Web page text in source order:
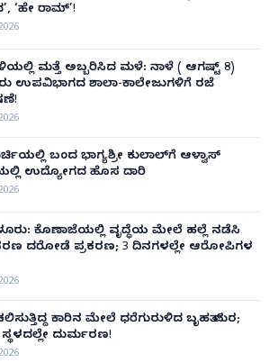
‘ಹೇ ರಾಮ್’!
ಮತ್ತೆ ಅಬ್ಬರಿಸಿದ ಮಳೆ: ನಾಳೆ ( ಆಗಷ್ಟ್ 8)
ಉಪವಿಭಾಗದ ಶಾಲಾ-ಕಾಲೇಜುಗಳಿಗೆ ರಜೆ
ಬಂದ ಭಾಗ್ಯಶ್ರೀ ಕುಲಾಲ್‌ಗೆ ಆಳ್ವಾಸ್
ಉದ್ಯೋಗದ ಹೊಸ ದಾರಿ
ಕೊಣಾಜೆಯಲ್ಲಿ ವೃದ್ಧೆಯ ಮೇಲೆ ಹಲ್ಲೆ ನಡೆಸಿ
ದರೋಡೆ ಪ್ರಕರಣ; 3 ದಿನಗಳಲ್ಲೇ ಆರೋಪಿಗಳ
ಕಾರಿನ ಮೇಲೆ ಧರೆಗುರುಳಿದ ಬೃಹತ್ ಮರ;
ದುರ್ಮರಣ!